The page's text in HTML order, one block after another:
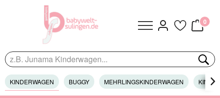
0
KINDERWAGEN BUGGY MEHRLINGSKINDERWAGEN 